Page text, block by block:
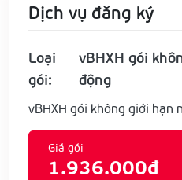
Dịch vụ đăng ký
Loại
gói:
vBHXH gói
động
vBHXH gói không giới hạn
Giá gói
1.936.000đ